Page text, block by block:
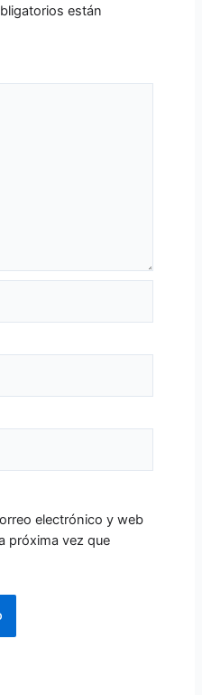
están
electrónico y web
próxima vez que